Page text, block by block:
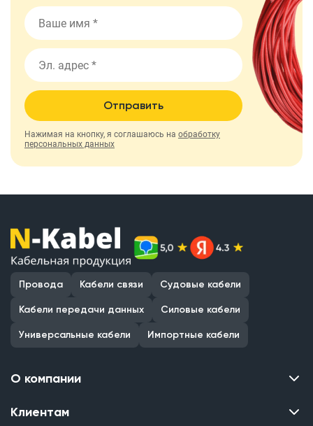
Отправить
Нажимая на кнопку, я соглашаюсь на обработку
персональных данных
Провода Кабели связи Судовые кабели
Кабели передачи данных Силовые кабели
Универсальные кабели Импортные кабели
О компании
Контакты
Клиентам